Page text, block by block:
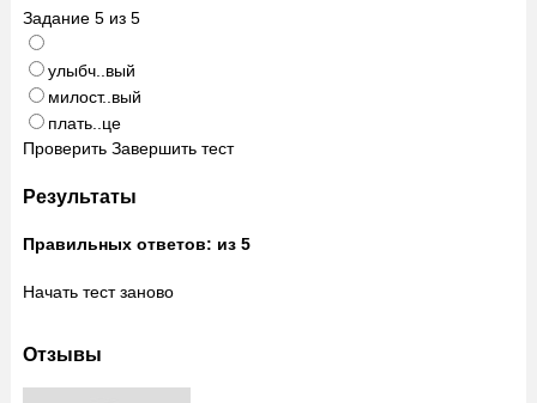
Задание 5из 5
улыбч..вый
милост..вый
плать..це
Проверить Завершить тест
Результаты
Правильных ответов: из 5
Начать тест заново
Отзывы